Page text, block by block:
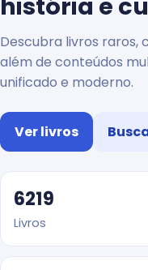
história e
Descubra livros raros,
além de conteúdos
unificado e moderno.
Ver livros
6219
Livros